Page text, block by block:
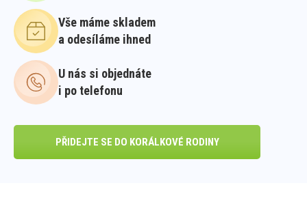
Vše máme skladem
a odesíláme ihned
U nás si objednáte
i po telefonu
PŘIDEJTE SE DO KORÁLKOVÉ RODINY